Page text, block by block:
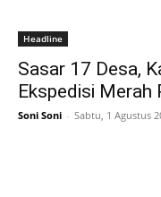
Headline
Sasar 17 Desa,
Ekspedisi Merah
Soni Soni - Sabtu, 1 Agustus